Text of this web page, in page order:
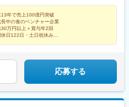
年で売上100億円突破
中の食のベンチャー企業
万円以上＋賞与年2回
日122日・土日祝休み
成長を育てる総務として活躍しませんか？
応募する